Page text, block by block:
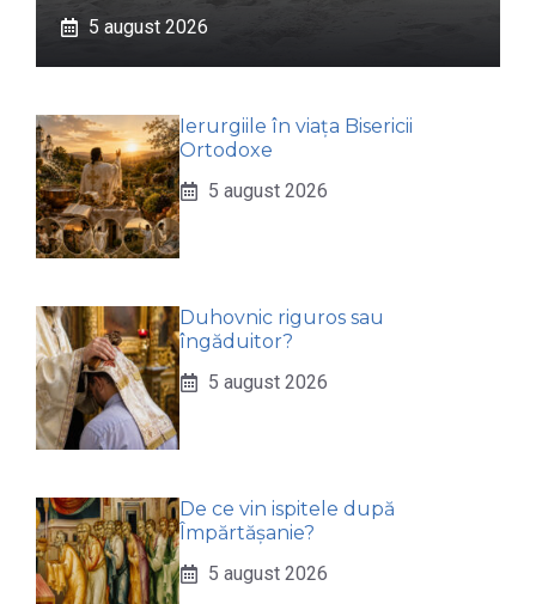
5 august 2026
Ierurgiile în viața Bisericii
Ortodoxe
5 august 2026
Duhovnic riguros sau
îngăduitor?
5 august 2026
De ce vin ispitele după
Împărtășanie?
5 august 2026